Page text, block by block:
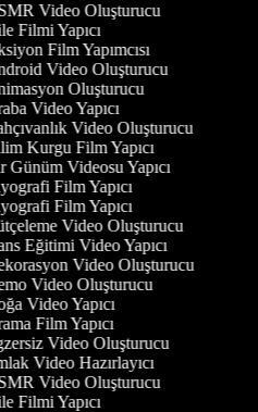
Video Oluşturucu
Filmi Yapıcı
Film Yapımcısı
Video Oluşturucu
Oluşturucu
Video Yapıcı
Video Oluşturucu
Kurgu Film Yapıcı
Videosu Yapıcı
Film Yapıcı
Film Yapıcı
Video Oluşturucu
Eğitimi Video Yapıcı
Video Oluşturucu
Video Oluşturucu
Video Yapıcı
Film Yapıcı
Video Oluşturucu
Video Hazırlayıcı
Video Oluşturucu
Filmi Yapıcı